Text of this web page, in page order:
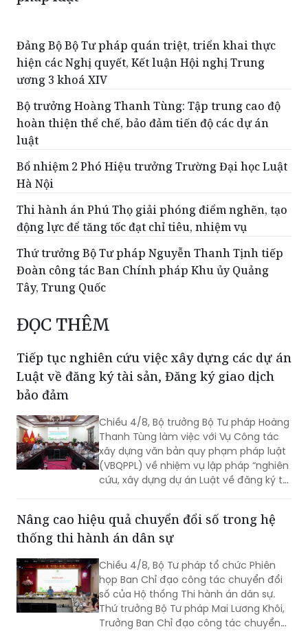
Đảng Bộ Bộ Tư pháp quán triệt, triển khai thực
ương 3 khoá XIV
Bộ trưởng Hoàng Thanh Tùng: Tập trung cao độ
hoàn thiện thể chế, bảo đảm tiến độ các dự án
luật
Bổ nhiệm 2 Phó Hiệu trưởng Trường Đại học Luật
Hà Nội
Thi hành án Phú Thọ giải phóng điểm nghẽn, tạo
động lực để tăng tốc đạt chỉ tiêu, nhiệm vụ
Thứ trưởng Bộ Tư pháp Nguyễn Thanh Tịnh tiếp
Đoàn công tác Ban Chính pháp Khu ủy Quảng
Tây, Trung Quốc
ĐỌC THÊM
Tiếp tục nghiên cứu việc xây dựng các dự án
bảo đảm
Chiều 4/8, Bộ trưởng Bộ Tư pháp Hoàng
xây dựng văn bản quy phạm pháp luật
(VBQPPL) về nhiệm vụ lập pháp “nghiên
cứu, xây dựng dự án Luật về đăng ký tài
sản” và “rà soát, sửa đổi Luật Đăng ký
giao dịch bảo đảm”. Cùng dự có Thứ
trưởng Đặng Hoàng Oanh.
Nâng cao hiệu quả chuyển đổi số trong hệ
Chiều 4/8, Bộ Tư pháp tổ chức Phiên
họp Ban Chỉ đạo công tác chuyển đổi
số của Hộ thống Thi hành án dân sự.
Thứ trưởng Bộ Tư pháp Mai Lương Khôi,
Trưởng Ban Chỉ đạo công tác chuyển
đổi số của Hệ thống Thi hành án dân sự
(Ban Chỉ đạo).
Đề xuất nghỉ lễ hưởng nguyên lương Ngày